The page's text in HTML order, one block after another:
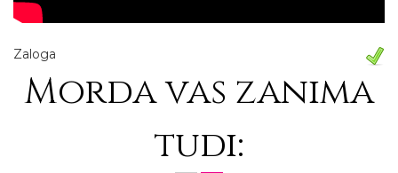
Zaloga
Morda vas zanima
tudi: